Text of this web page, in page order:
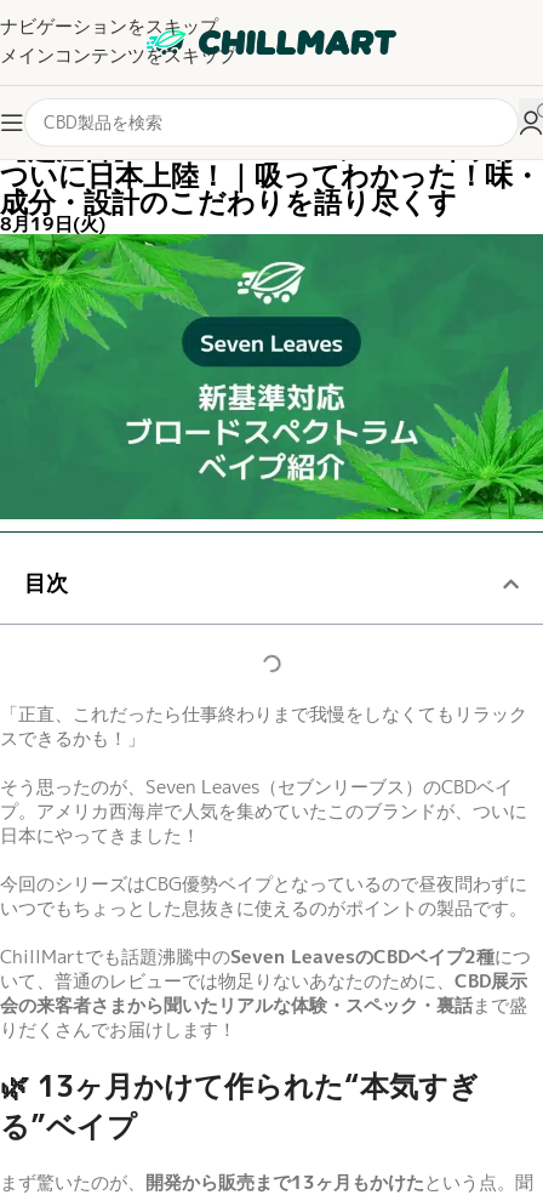
ナビゲーションをスキップ
メインコンテンツをスキップ
【超注目】Seven LeavesのCBDベイプが
ついに日本上陸！｜吸ってわかった！味・
成分・設計のこだわりを語り尽くす
8月19日(火)
目次
「正直、これだったら仕事終わりまで我慢をしなくてもリラック
スできるかも！」
そう思ったのが、Seven Leaves（セブンリーブス）のCBDベイ
プ。アメリカ西海岸で人気を集めていたこのブランドが、ついに
日本にやってきました！
今回のシリーズはCBG優勢ベイプとなっているので昼夜問わずに
いつでもちょっとした息抜きに使えるのがポイントの製品です。
ChillMartでも話題沸騰中のSeven LeavesのCBDベイプ2種につ
いて、普通のレビューでは物足りないあなたのために、 CBD展示
会の来客者さまから聞いたリアルな体験・スペック・裏話まで盛
りだくさんでお届けします！
🌿 13ヶ月かけて作られた“本気すぎ
る”ベイプ
まず驚いたのが、 開発から販売まで13ヶ月もかけたという点。聞